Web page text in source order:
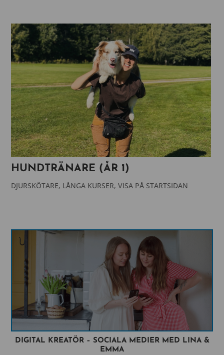
HUNDTRÄNARE (ÅR 1)
DJURSKÖTARE, LÅNGA KURSER,VISA PÅ STARTSIDAN
DIGITAL KREATÖR – SOCIALA MEDIER MED LINA &
EMMA